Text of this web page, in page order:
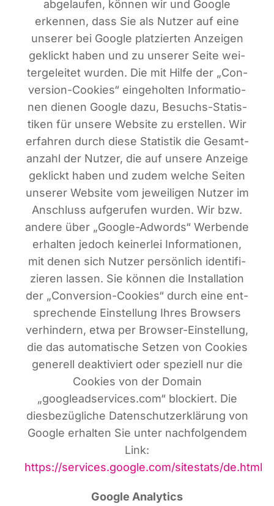
abge­lau­fen, kön­nen wir und Goog­le
erken­nen, dass Sie als Nut­zer auf eine
unse­rer bei Goog­le plat­zier­ten Anzei­gen
geklickt haben und zu unse­rer Sei­te wei­
ter­ge­lei­tet wur­den. Die mit Hil­fe der „Con­
ver­si­on-Coo­kies“ ein­ge­hol­ten Infor­ma­tio­
nen die­nen Goog­le dazu, Besuchs-Sta­tis­
ti­ken für unse­re Web­site zu erstel­len. Wir
erfah­ren durch die­se Sta­tis­tik die Gesamt­
an­zahl der Nut­zer, die auf unse­re Anzei­ge
geklickt haben und zudem wel­che Sei­ten
unse­rer Web­site vom jewei­li­gen Nut­zer im
Anschluss auf­ge­ru­fen wur­den. Wir bzw.
ande­re über „Goog­le-Adwords“ Wer­ben­de
erhal­ten jedoch kei­ner­lei Infor­ma­tio­nen,
mit denen sich Nut­zer per­sön­lich iden­ti­fi­
zie­ren las­sen. Sie kön­nen die Instal­la­ti­on
der „Con­ver­si­on-Coo­kies“ durch eine ent­
spre­chen­de Ein­stel­lung Ihres Brow­sers
ver­hin­dern, etwa per Brow­ser-Ein­stel­lung,
die das auto­ma­ti­sche Set­zen von Coo­kies
gene­rell deak­ti­viert oder spe­zi­ell nur die
Coo­kies von der Domain
„googleadservices.com“ blo­ckiert. Die
dies­be­züg­li­che Daten­schutz­er­klä­rung von
Goog­le erhal­ten Sie unter nach­fol­gen­dem
Link:
https://services.google.com/sitestats/de.html
Goog­le Analytics